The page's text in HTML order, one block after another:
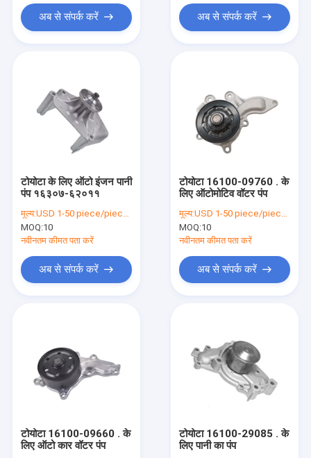
हमारे बारे में
फैक्टरी यात्रा
अब से संपर्क करें अब से संपर्क करें
टोयोटा के लिए ऑटो इंजन पानी
पंप १६३०७-६२०११
मूल्य:USD 1-50 piece/pieces
MOQ:10
नवीनतम कीमत पता करें
अब से संपर्क करें
टोयोटा 16100-09760 . के
लिए ऑटोमोटिव वॉटर पंप
मूल्य:USD 1-50 piece/pieces
MOQ:10
नवीनतम कीमत पता करें
अब से संपर्क करें
टोयोटा 16100-09660 . के
लिए ऑटो कार वॉटर पंप
टोयोटा 16100-29085 . के
लिए पानी का पंप